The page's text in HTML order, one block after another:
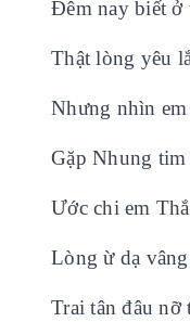
Đêm nay biết ở
Thật lòng yêu
Nhưng nhìn
Gặp Nhung
Ước chi em
Lòng ừ dạ
Trai tân đâu nỡ